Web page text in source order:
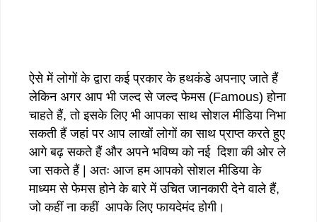
ऐसे में लोगों के द्वारा कई प्रकार के हथकंडे अपनाए जाते हैं
लेकिन अगर आप भी जल्द से जल्द फेमस (Famous) होना
चाहते हैं, तो इसके लिए भी आपका साथ सोशल मीडिया निभा
सकती हैं जहां पर आप लाखों लोगों का साथ प्राप्त करते हुए
आगे बढ़ सकते हैं और अपने भविष्य को नई दिशा की ओर ले
जा सकते हैं | अतः आज हम आपको सोशल मीडिया के
माध्यम से फेमस होने के बारे में उचित जानकारी देने वाले हैं,
जो कहीं ना कहीं आपके लिए फायदेमंद होगी।